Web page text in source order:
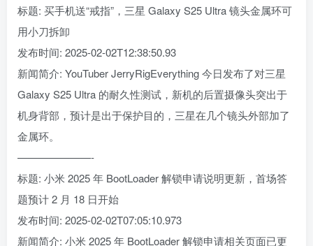
标题: 买手机送“戒指”，三星 Galaxy S25 Ultra 镜头金属环可
用小刀拆卸
发布时间: 2025-02-02T12:38:50.93
新闻简介: YouTuber JerryRigEverything 今日发布了对三星
Galaxy S25 Ultra 的耐久性测试，新机的后置摄像头突出于
机身背部，预计是出于保护目的，三星在几个镜头外部加了
金属环。
———————-
标题: 小米 2025 年 BootLoader 解锁申请说明更新，首场答
题预计 2 月 18 日开始
发布时间: 2025-02-02T07:05:10.973
新闻简介: 小米 2025 年 BootLoader 解锁申请相关页面已更